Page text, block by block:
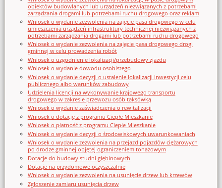
obiektów budowlanych lub urządzeń niezwiązanych z potrzebami
zarządzania drogami lub potrzebami ruchu drogowego oraz reklam
Wniosek o wydanie zezwolenia na zajęcie pasa drogowego w celu
umieszczenia urządzeń infrastruktury technicznej niezwiązanych z
potrzebami zarządzania drogami lub potrzebami ruchu drogowego
Wniosek o wydanie zezwolenia na zajęcie pasa drogowego drogi
gminnej w celu prowadzenia robót
Wniosek o uzgodnienie lokalizacji/przebudowy zjazdu
Wniosek o wydanie dowodu osobistego
Wniosek o wydanie decyzji o ustalenie lokalizacji inwestycji celu
publicznego albo warunków zabudowy
Udzielenia licencji na wykonywanie krajowego transportu
drogowego w zakresie przewozu osób taksówką
Wniosek o wydanie zaświadczenia o rewitalizacji
Wniosek o dotację z programu Ciepłe Mieszkanie
Wniosek o płatność z programu Ciepłe Mieszkanie
Wniosek o wydanie decyzji o środowiskowych uwarunkowaniach
Wniosek o wydanie zezwolenia na przejazd pojazdów ciężarowych
po drodze gminnej objętej ograniczeniem tonażowym
Dotacje do budowy studni głębinowych
Dotacje na przydomowe oczyszczalnie
Wniosek o wydanie zezwolenia na usunięcie drzew lub krzewów
Zgłoszenie zamiaru usunięcia drzew